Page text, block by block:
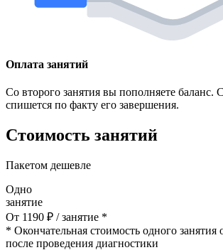
Оплата занятий
Со второго занятия вы пополняете баланс.
спишется по факту его завершения.
Стоимость занятий
Пакетом дешевле
Одно
занятие
От 1190 ₽ / занятие *
* Окончательная стоимость одного занятия
после проведения диагностики